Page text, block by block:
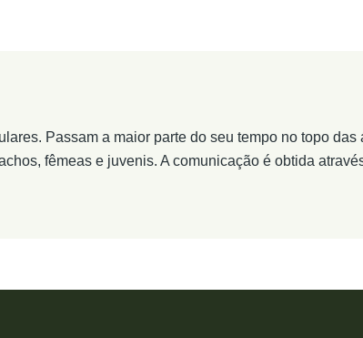
Passam a maior parte do seu tempo no topo
fêmeas e juvenis. A comunicação é obtida